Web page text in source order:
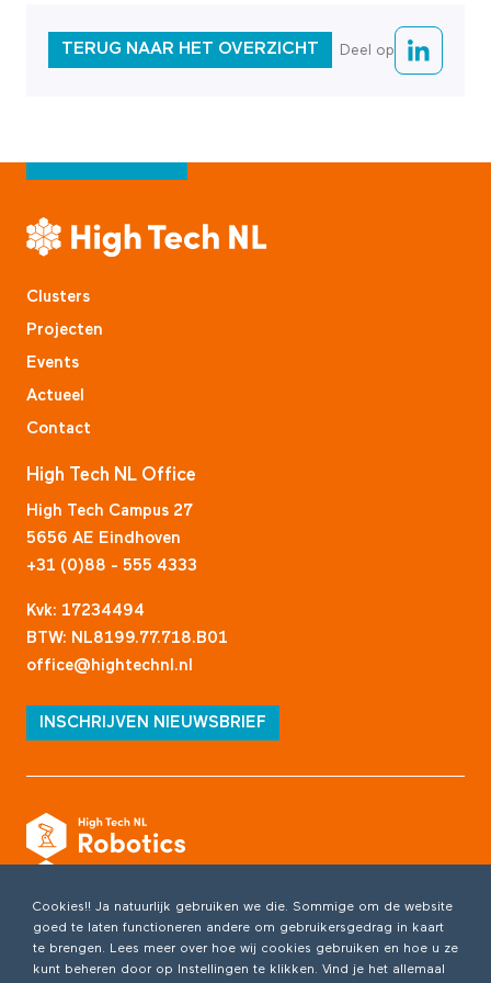
TERUG NAAR HET OVERZICHT Deel op
Clusters
Projecten
Events
Actueel
Contact
High Tech NL Office
High Tech Campus 27
5656 AE Eindhoven
+31 (0)88 - 555 4333
Kvk: 17234494
BTW: NL8199.77.718.B01
office@hightechnl.nl
INSCHRIJVEN NIEUWSBRIEF
Cookies!! Ja natuurlijk gebruiken we die. Sommige om de website
goed te laten functioneren andere om gebruikersgedrag in kaart
te brengen. Lees meer over hoe wij cookies gebruiken en hoe u ze
kunt beheren door op Instellingen te klikken. Vind je het allemaal